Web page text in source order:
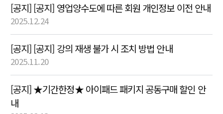
[공지] [공지] 영업양수도에 따른 회원 개인정보 이전 안내
2025.12.24
[공지] [공지] 강의 재생 불가 시 조치 방법 안내
2025.11.20
[공지] ★기간한정★ 아이패드 패키지 공동구매 할인 안
내